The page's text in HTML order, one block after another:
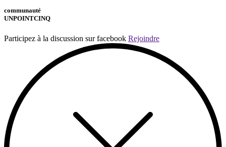
communauté
UNPOINTCINQ
Participez à la discussion sur facebook Rejoindre